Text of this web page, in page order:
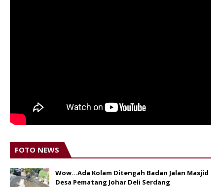
FOTO NEWS
Wow...Ada Kolam Ditengah Badan Jalan Masjid
Desa Pematang Johar Deli Serdang